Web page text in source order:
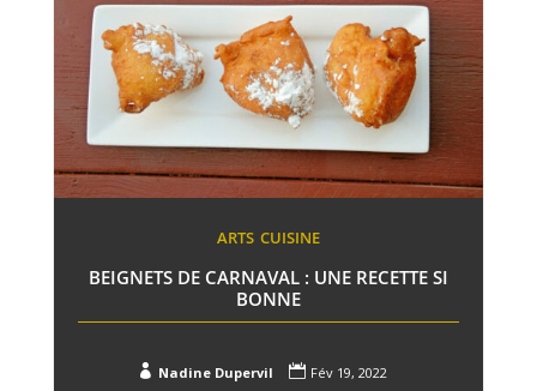
ARTS CUISINE
BEIGNETS DE CARNAVAL : UNE RECETTE SI
BONNE
 Nadine Dupervil  Fév 19, 2022